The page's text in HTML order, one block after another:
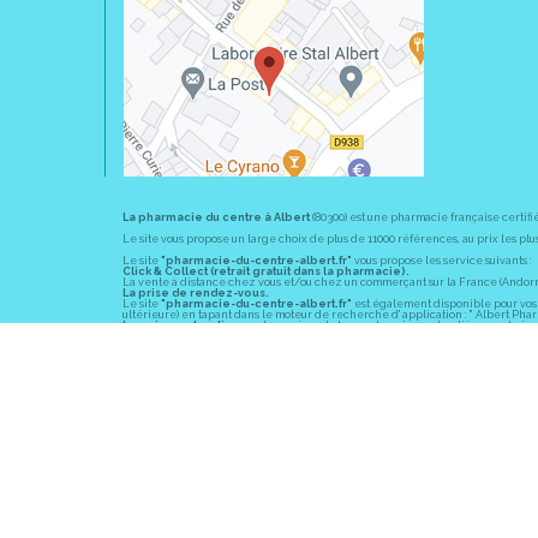
La pharmacie du centre à Albert(80300) est une pharmacie française
Le site vous propose un large choix de plus de 11000 références, au prix les
Le site "pharmacie-du-centre-albert.fr" vous propose les service suivants :
Click & Collect (retrait gratuit dans la pharmacie).
La vente à distance chez vous et/ou chez un commerçant sur la France
La prise de rendez-vous.
Le site "pharmacie-du-centre-albert.fr" est également disponible pour vos
ultérieure) en tapant dans le moteur de recherche d' application : " Albert
Le paiement en ligneest assuré par la borne de paiement entièrement